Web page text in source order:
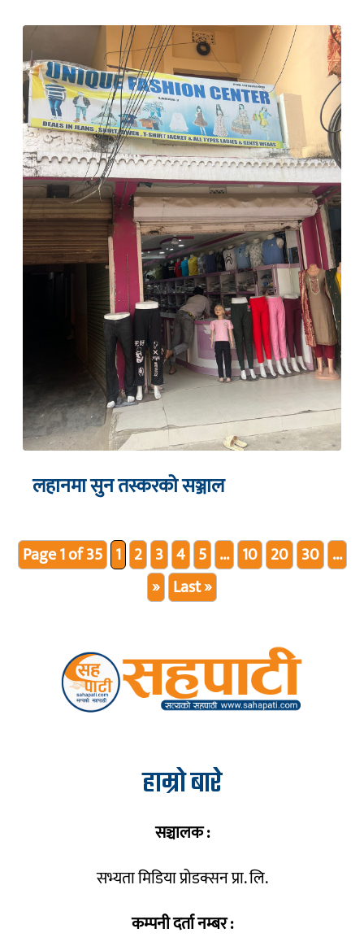
लहानमा सुन तस्करको सञ्जाल
Page 1 of 35 1 2 3 4 5 ... 10 20 30 ...
» Last »
हाम्रो बारे
सञ्चालक :
सभ्यता मिडिया प्रोडक्सन प्रा. लि.
कम्पनी दर्ता नम्बर :